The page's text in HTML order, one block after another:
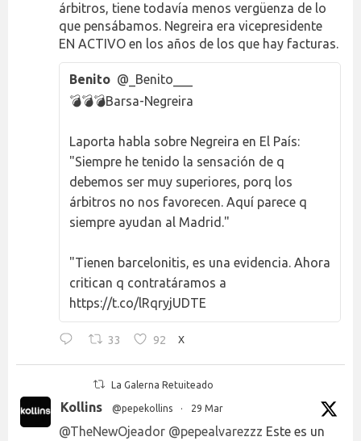
árbitros, tiene todavía menos vergüenza de lo
que pensábamos. Negreira era vicepresidente
EN ACTIVO en los años de los que hay facturas.
Benito @_Benito___
💣💣💣Barsa-Negreira
Laporta habla sobre Negreira en El País:
"Siempre he tenido la sensación de q
debemos ser muy superiores, porq los
árbitros no nos favorecen. Aquí parece q
siempre ayudan al Madrid."
"Tienen barcelonitis, es una evidencia. Ahora
critican q contratáramos a
https://t.co/lRqryjUDTE
33 92 X
La Galerna Retuiteado
Kollins @pepekollins · 29 Mar
@TheNewOjeador @pepealvarezzz Este es un